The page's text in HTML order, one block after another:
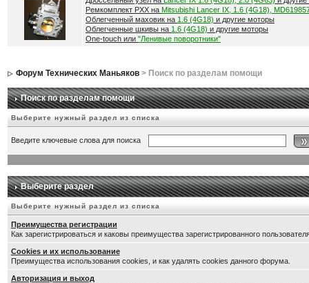
Ремкомплект РХХ на Mitsubishi Lancer IX, 1.6 (4G18),
Облегченный маховик на 1.6 (4G18) и другие моторы
Облегченные шкивы на 1.6 (4G18) и другие моторы
One-touch или "Ленивые поворотники"
Форум Технических Маньяков> Поиск по разделам помощи
Поиск по разделам помощи
Выберите нужный раздел из списка
Введите ключевые слова для поиска
Выберите раздел
Выберите нужный раздел из списка
Преимущества регистрации
Как зарегистрироваться и каковы преимущества зарегистрированного
Cookies и их использование
Преимущества использования cookies, и как удалять cookies данного форума.
Авторизация и выход